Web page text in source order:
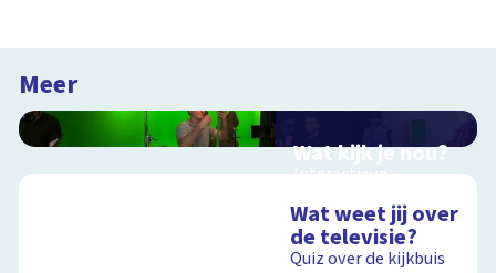
Meer
Wat kijk je nou?
Interactieve
en video
Wat weet jij over
de televisie?
Quiz over de kijkbuis